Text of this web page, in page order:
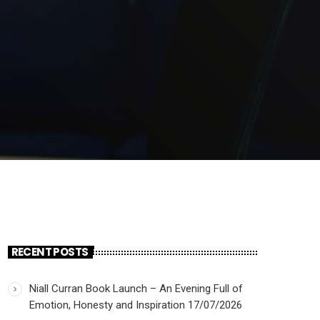
RECENT POSTS
Niall Curran Book Launch – An Evening Full of
Emotion, Honesty and Inspiration 17/07/2026